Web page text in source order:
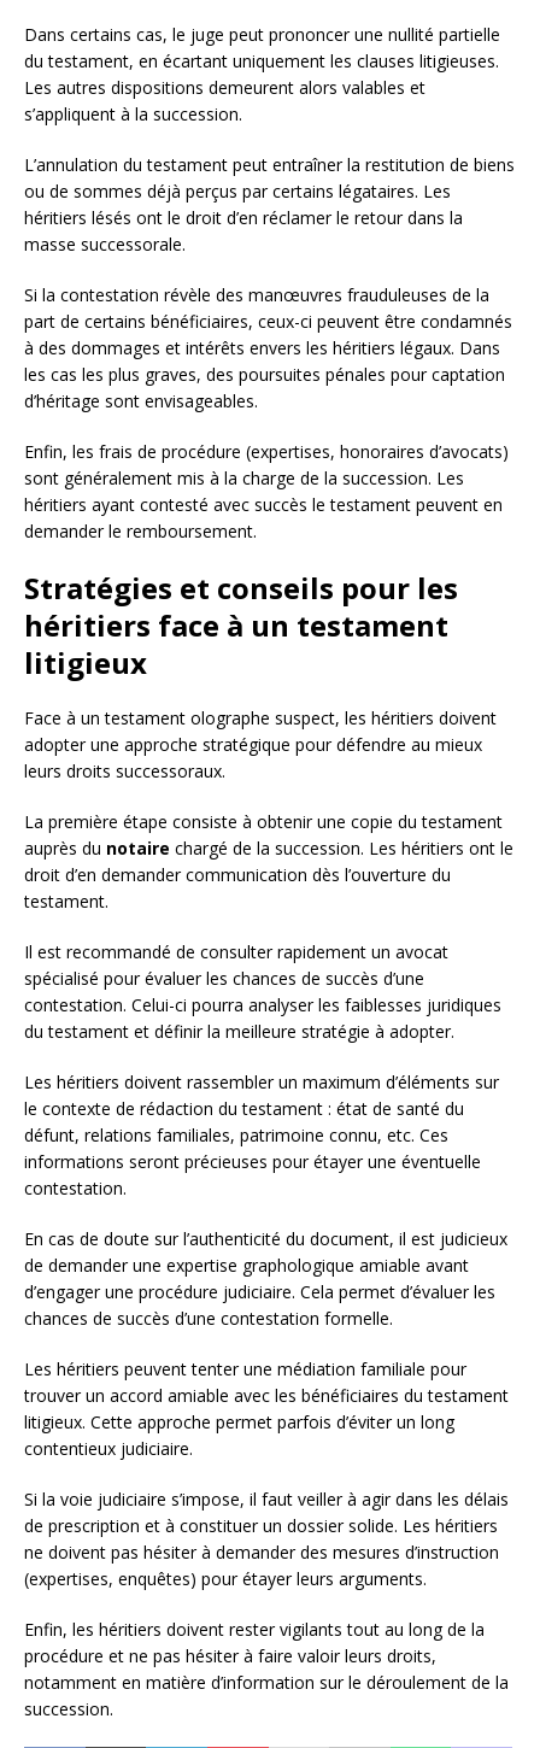
Dans certains cas, le juge peut prononcer une nullité partielle
du testament, en écartant uniquement les clauses litigieuses.
Les autres dispositions demeurent alors valables et
s’appliquent à la succession.
L’annulation du testament peut entraîner la restitution de biens
ou de sommes déjà perçus par certains légataires. Les
héritiers lésés ont le droit d’en réclamer le retour dans la
masse successorale.
Si la contestation révèle des manœuvres frauduleuses de la
part de certains bénéficiaires, ceux-ci peuvent être condamnés
à des dommages et intérêts envers les héritiers légaux. Dans
les cas les plus graves, des poursuites pénales pour captation
d’héritage sont envisageables.
Enfin, les frais de procédure (expertises, honoraires d’avocats)
sont généralement mis à la charge de la succession. Les
héritiers ayant contesté avec succès le testament peuvent en
demander le remboursement.
Stratégies et conseils pour les
héritiers face à un testament
litigieux
Face à un testament olographe suspect, les héritiers doivent
adopter une approche stratégique pour défendre au mieux
leurs droits successoraux.
La première étape consiste à obtenir une copie du testament
auprès du notaire chargé de la succession. Les héritiers ont le
droit d’en demander communication dès l’ouverture du
testament.
Il est recommandé de consulter rapidement un avocat
spécialisé pour évaluer les chances de succès d’une
contestation. Celui-ci pourra analyser les faiblesses juridiques
du testament et définir la meilleure stratégie à adopter.
Les héritiers doivent rassembler un maximum d’éléments sur
le contexte de rédaction du testament : état de santé du
défunt, relations familiales, patrimoine connu, etc. Ces
informations seront précieuses pour étayer une éventuelle
contestation.
En cas de doute sur l’authenticité du document, il est judicieux
de demander une expertise graphologique amiable avant
d’engager une procédure judiciaire. Cela permet d’évaluer les
chances de succès d’une contestation formelle.
Les héritiers peuvent tenter une médiation familiale pour
trouver un accord amiable avec les bénéficiaires du testament
litigieux. Cette approche permet parfois d’éviter un long
contentieux judiciaire.
Si la voie judiciaire s’impose, il faut veiller à agir dans les délais
de prescription et à constituer un dossier solide. Les héritiers
ne doivent pas hésiter à demander des mesures d’instruction
(expertises, enquêtes) pour étayer leurs arguments.
Enfin, les héritiers doivent rester vigilants tout au long de la
procédure et ne pas hésiter à faire valoir leurs droits,
notamment en matière d’information sur le déroulement de la
succession.